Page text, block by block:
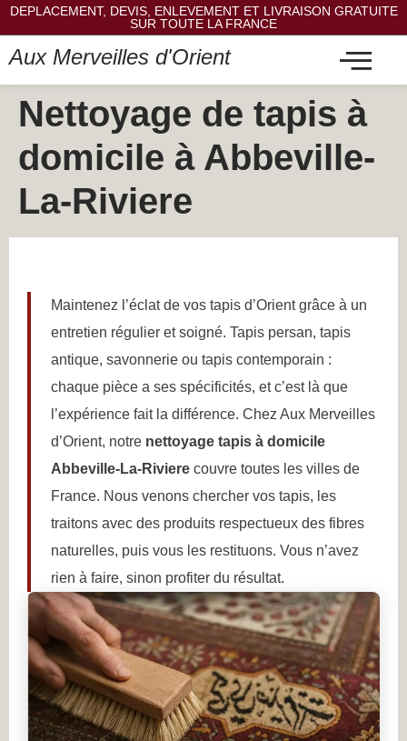
DEPLACEMENT, DEVIS, ENLEVEMENT ET LIVRAISON GRATUITE
SUR TOUTE LA FRANCE
Aux Merveilles d'Orient
Nettoyage de tapis à
domicile à Abbeville-
La-Riviere
Maintenez l’éclat de vos tapis d’Orient grâce à un
entretien régulier et soigné. Tapis persan, tapis
antique, savonnerie ou tapis contemporain :
chaque pièce a ses spécificités, et c’est là que
l’expérience fait la différence. Chez Aux Merveilles
d’Orient, notre nettoyage tapis à domicile
Abbeville-La-Riviere couvre toutes les villes de
France. Nous venons chercher vos tapis, les
traitons avec des produits respectueux des fibres
naturelles, puis vous les restituons. Vous n’avez
rien à faire, sinon profiter du résultat.